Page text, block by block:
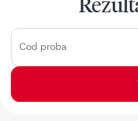
Cod proba